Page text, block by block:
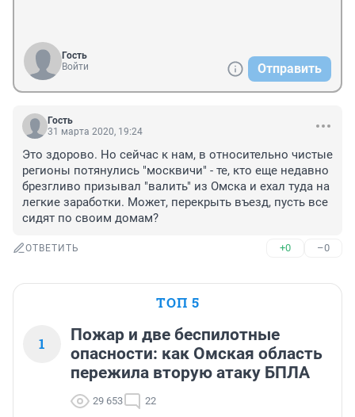
Гость
Войти
Отправить
Гость
31 марта 2020, 19:24
Это здорово. Но сейчас к нам, в относительно чистые
регионы потянулись "москвичи" - те, кто еще недавно
брезгливо призывал "валить" из Омска и ехал туда на
легкие заработки. Может, перекрыть въезд, пусть все
сидят по своим домам?
ОТВЕТИТЬ +0 –0
ТОП 5
1
Пожар и две беспилотные
опасности: как Омская область
пережила вторую атаку БПЛА
29 653 22